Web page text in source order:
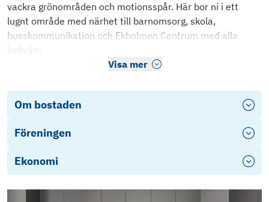
vackra grönområden och motionsspår. Här bor ni i ett
lugnt område med närhet till barnomsorg, skola,
busskommunikation och Ekholmen Centrum med alla
bekväm
Visa mer
Om bostaden
Föreningen
Ekonomi